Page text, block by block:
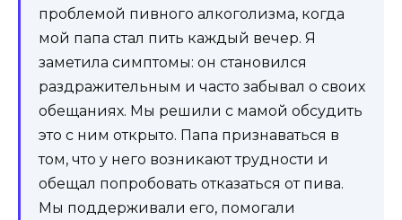
проблемой пивного алкоголизма, когда
мой папа стал пить каждый вечер. Я
заметила симптомы: он становился
раздражительным и часто забывал о своих
обещаниях. Мы решили с мамой обсудить
это с ним открыто. Папа признаваться в
том, что у него возникают трудности и
обещал попробовать отказаться от пива.
Мы поддерживали его, помогали